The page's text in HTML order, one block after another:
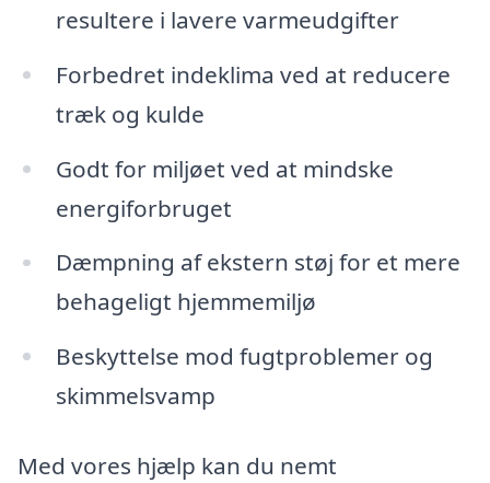
resultere i lavere varmeudgifter
Forbedret indeklima ved at reducere
træk og kulde
Godt for miljøet ved at mindske
energiforbruget
Dæmpning af ekstern støj for et mere
behageligt hjemmemiljø
Beskyttelse mod fugtproblemer og
skimmelsvamp
Med vores hjælp kan du nemt